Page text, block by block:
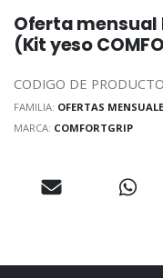
Oferta mensual
(Kit yeso
CODIGO DE
FAMILIA: OFERTAS
MARCA: COMFORTGRIP